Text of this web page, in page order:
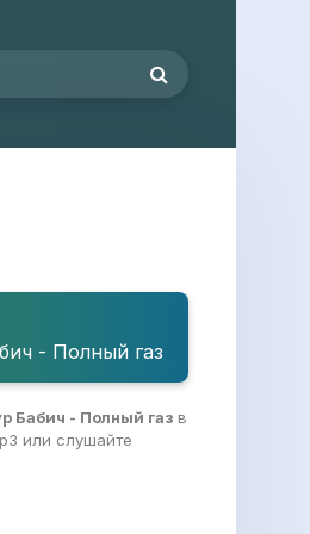
- Полный газ
Бабич - Полный газ в
или слушайте